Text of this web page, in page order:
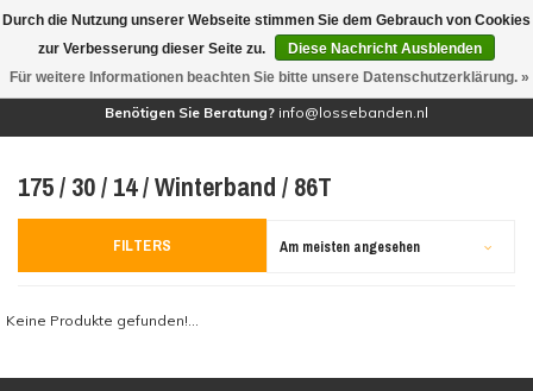
(0)
Benötigen Sie Beratung? info@lossebanden.nl
175 / 30 / 14 / Winterband / 86T
FILTERS Am meisten angesehen
Keine Produkte gefunden!...
Durch die Nutzung unserer Webseite stimmen Sie dem Gebrauch von Cookies
zur Verbesserung dieser Seite zu.
Diese Nachricht Ausblenden
Für weitere Informationen beachten Sie bitte unsere Datenschutzerklärung. »